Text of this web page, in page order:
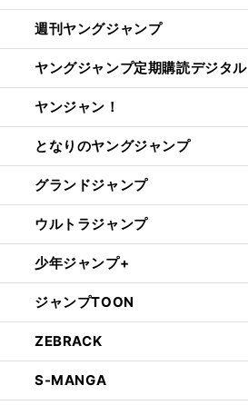
週刊ヤングジャンプ
ヤングジャンプ定期購読デジタル
ヤンジャン！
となりのヤングジャンプ
グランドジャンプ
ウルトラジャンプ
少年ジャンプ+
ジャンプTOON
ZEBRACK
S-MANGA